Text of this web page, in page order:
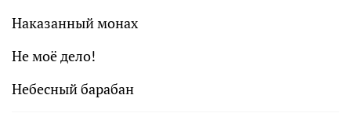
Наказанный монах
Не моё дело!
Небесный барабан